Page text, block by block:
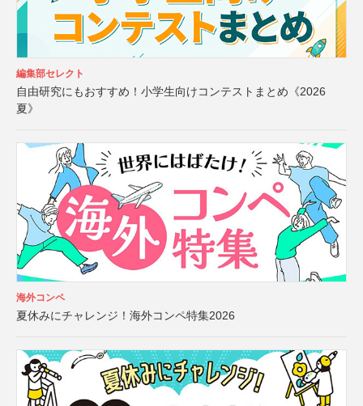
編集部セレクト
自由研究にもおすすめ！小学生向けコンテストまとめ《2026
夏》
海外コンペ
夏休みにチャレンジ！海外コンペ特集2026